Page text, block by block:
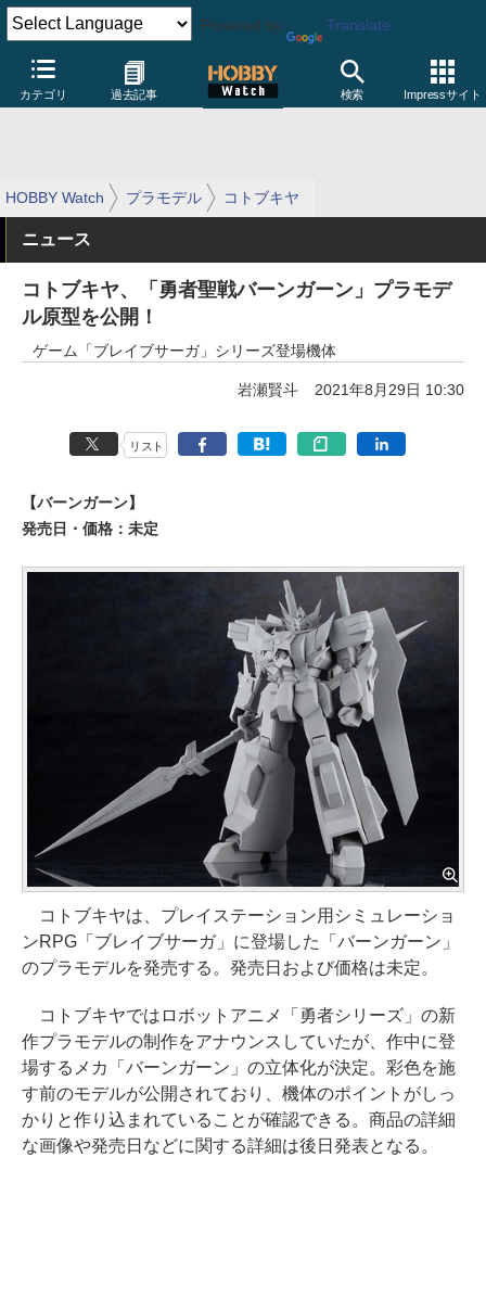
Powered by Translate
カテゴリ 過去記事 検索 Impressサイト
HOBBY Watch プラモデル コトブキヤ
ニュース
コトブキヤ、「勇者聖戦バーンガーン」プラモデ
ル原型を公開！
ゲーム「ブレイブサーガ」シリーズ登場機体
岩瀬賢斗 2021年8月29日 10:30
リスト
【バーンガーン】
発売日・価格：未定
コトブキヤは、プレイステーション用シミュレーショ
ンRPG「ブレイブサーガ」に登場した「バーンガーン」
のプラモデルを発売する。発売日および価格は未定。
コトブキヤではロボットアニメ「勇者シリーズ」の新
作プラモデルの制作をアナウンスしていたが、作中に登
場するメカ「バーンガーン」の立体化が決定。彩色を施
す前のモデルが公開されており、機体のポイントがしっ
かりと作り込まれていることが確認できる。商品の詳細
な画像や発売日などに関する詳細は後日発表となる。